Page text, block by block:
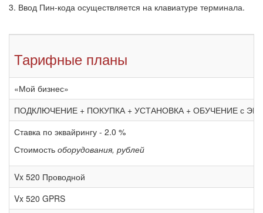
3. Ввод Пин-кода осуществляется на клавиатуре терминала.
Тарифные планы
«Мой бизнес»
ПОДКЛЮЧЕНИЕ + ПОКУПКА + УСТАНОВКА + ОБУЧЕНИЕ с
Ставка по эквайрингу - 2.0 %
Стоимость оборудования, рублей
Vx 520 Проводной
Vx 520 GPRS